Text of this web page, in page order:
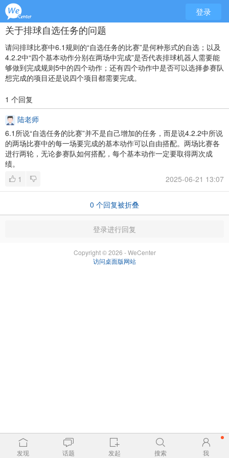
登录
关于排球自选任务的问题
请问排球比赛中6.1规则的“自选任务的比赛”是何种形式的自选；以及
4.2.2中“四个基本动作分别在两场中完成”是否代表排球机器人需要能
够做到完成规则5中的四个动作；还有四个动作中是否可以选择参赛队
想完成的项目还是说四个项目都需要完成。
1 个回复
陆老师
6.1所说“自选任务的比赛”并不是自己增加的任务，而是说4.2.2中所说
的两场比赛中的每一场要完成的基本动作可以自由搭配。两场比赛各
进行两轮，无论参赛队如何搭配，每个基本动作一定要取得两次成
绩。
1
2025-06-21 13:07
0 个回复被折叠
登录进行回复
Copyright © 2026 - WeCenter
访问桌面版网站
发现 话题 发起 搜索 我